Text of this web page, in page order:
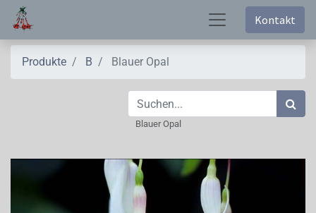
Kontakt
Produkte B Blauer Opal
Blauer Opal